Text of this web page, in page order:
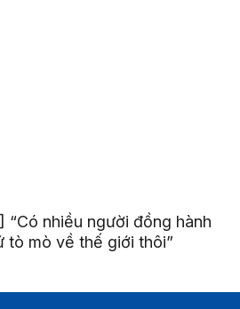
“Có nhiều người đồng hành
tò mò về thế giới thôi”